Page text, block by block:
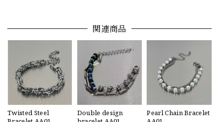
関連商品
Twisted Steel
Double design
Pearl Chain Bracelet